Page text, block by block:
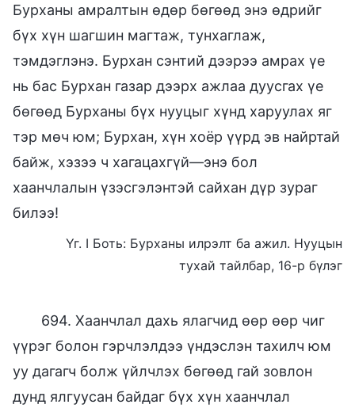
Бурханы амралтын өдөр бөгөөд энэ өдрийг
бүх хүн шагшин магтаж, тунхаглаж,
тэмдэглэнэ. Бурхан сэнтий дээрээ амрах үе
нь бас Бурхан газар дээрх ажлаа дуусгах үе
бөгөөд Бурханы бүх нууцыг хүнд харуулах яг
тэр мөч юм; Бурхан, хүн хоёр үүрд эв найртай
байж, хэзээ ч хагацахгүй—энэ бол
хаанчлалын үзэсгэлэнтэй сайхан дүр зураг
билээ!
Үг. I Боть: Бурханы илрэлт ба ажил. Нууцын
тухай тайлбар, 16-р бүлэг
694. Хаанчлал дахь ялагчид өөр өөр чиг
үүрэг болон гэрчлэлдээ үндэслэн тахилч юм
уу дагагч болж үйлчлэх бөгөөд гай зовлон
дунд ялгуусан байдаг бүх хүн хаанчлал